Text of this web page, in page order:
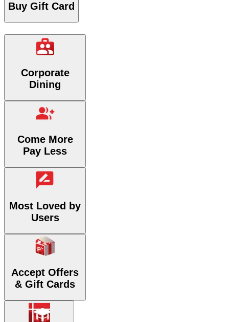
Buy Gift Card
Corporate
Dining
Come More
Pay Less
Most Loved by
Users
Accept Offers
& Gift Cards